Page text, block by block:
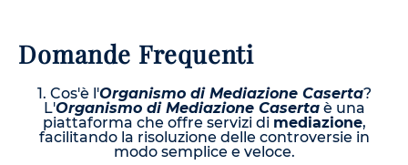
Domande Frequenti
1. Cos'è l'Organismo di Mediazione Caserta?
L'Organismo di Mediazione Casertaè una
piattaforma che offre servizi di mediazione,
facilitando la risoluzione delle controversie in
modo semplice e veloce.